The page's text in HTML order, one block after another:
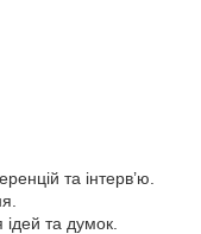
та інтерв’ю.
та думок.